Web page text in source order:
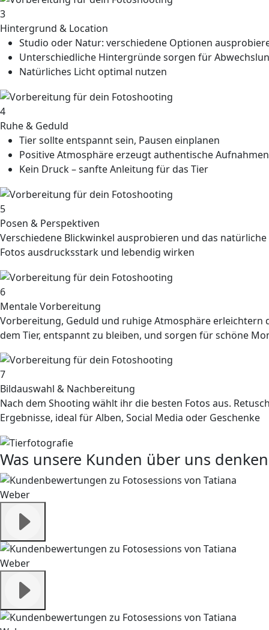
3
Hintergrund & Location
Studio oder Natur: verschiedene Optionen
Unterschiedliche Hintergründe sorgen für
Natürliches Licht optimal nutzen
4
Ruhe & Geduld
Tier sollte entspannt sein, Pausen einplanen
Positive Atmosphäre erzeugt authentische Aufnahmen
Kein Druck – sanfte Anleitung für das Tier
5
Posen & Perspektiven
Verschiedene Blickwinkel ausprobieren und das
Fotos ausdrucksstark und lebendig wirken
6
Mentale Vorbereitung
Vorbereitung, Geduld und ruhige Atmosphäre erleichtern
dem Tier, entspannt zu bleiben, und sorgen für schöne
7
Bildauswahl & Nachbereitung
Nach dem Shooting wählt ihr die besten Fotos aus.
Ergebnisse, ideal für Alben, Social Media oder Geschenke
Was unsere Kunden über uns denken